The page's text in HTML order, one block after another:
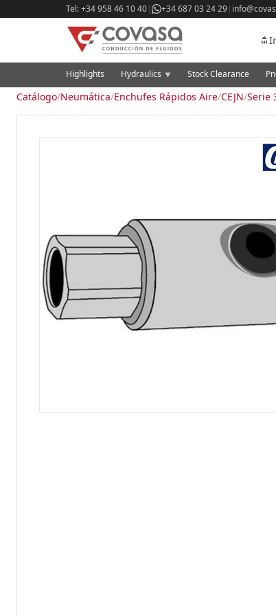
Tel: +34 958 46 10 40| +34 687 03 24 29|
Highlights Hydraulics ▼ Stock Clearance
Catálogo/Neumática/Enchufes Rápidos Aire/CEJN/Serie